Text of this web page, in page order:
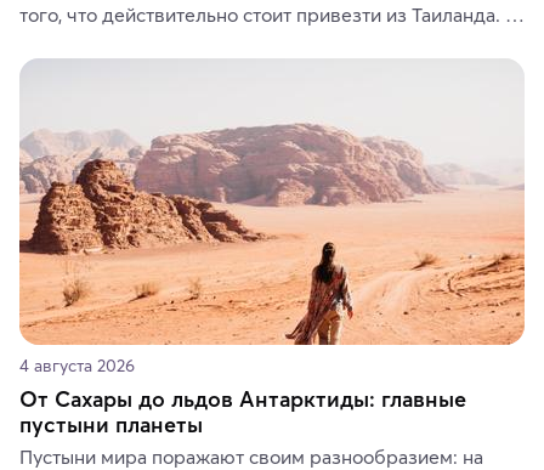
того, что действительно стоит привезти из Таиланда.
средства, одежду, украшения, предметы интерьера
где их купить.
4 августа 2026
От Сахары до льдов Антарктиды: главные
пустыни планеты
Пустыни мира поражают своим разнообразием: на